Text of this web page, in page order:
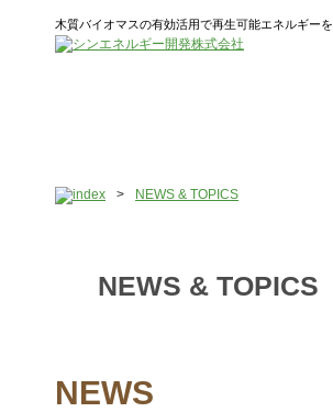
木質バイオマスの有効活用で再生可能エネルギー
> NEWS & TOPICS
NEWS & TOPICS
NEWS